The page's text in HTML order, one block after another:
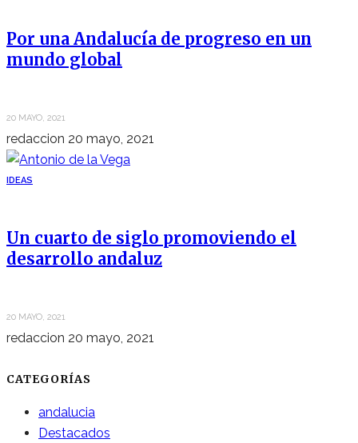
Por una Andalucía de progreso en un
mundo global
20 MAYO, 2021
redaccion 20 mayo, 2021
IDEAS
Un cuarto de siglo promoviendo el
desarrollo andaluz
20 MAYO, 2021
redaccion 20 mayo, 2021
CATEGORÍAS
andalucia
Destacados